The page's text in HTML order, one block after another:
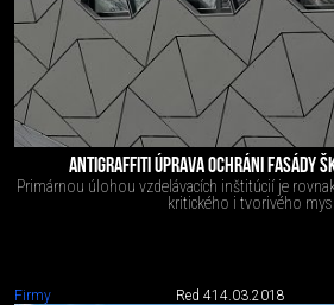
ANTIGRAFFITI ÚPRAVA OCHRÁNI FASÁDY
Primárnou úlohou vzdelávacích inštitúcií je
kritického i tvorivého
Firmy Red 414.03.2018